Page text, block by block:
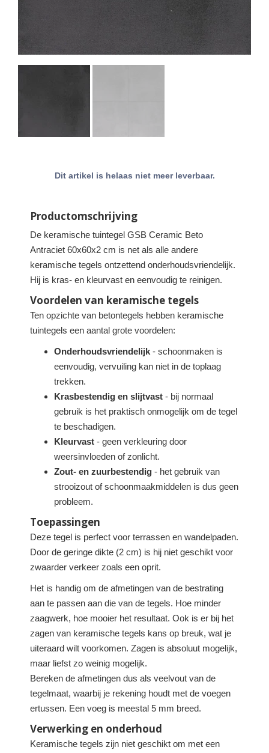
Dit artikel is helaas niet meer leverbaar.
Productomschrijving
De keramische tuintegel GSB Ceramic Beto
Antraciet 60x60x2 cm is net als alle andere
keramische tegels ontzettend onderhoudsvriendelijk.
Hij is kras- en kleurvast en eenvoudig te reinigen.
Voordelen van keramische tegels
Ten opzichte van betontegels hebben keramische
tuintegels een aantal grote voordelen:
Onderhoudsvriendelijk - schoonmaken is
eenvoudig, vervuiling kan niet in de toplaag
trekken.
Krasbestendig en slijtvast - bij normaal
gebruik is het praktisch onmogelijk om de tegel
te beschadigen.
Kleurvast - geen verkleuring door
weersinvloeden of zonlicht.
Zout- en zuurbestendig - het gebruik van
strooizout of schoonmaakmiddelen is dus geen
probleem.
Toepassingen
Deze tegel is perfect voor terrassen en wandelpaden.
Door de geringe dikte (2 cm) is hij niet geschikt voor
zwaarder verkeer zoals een oprit.
Het is handig om de afmetingen van de bestrating
aan te passen aan die van de tegels. Hoe minder
zaagwerk, hoe mooier het resultaat. Ook is er bij het
zagen van keramische tegels kans op breuk, wat je
uiteraard wilt voorkomen. Zagen is absoluut mogelijk,
maar liefst zo weinig mogelijk.
Bereken de afmetingen dus als veelvout van de
tegelmaat, waarbij je rekening houdt met de voegen
ertussen. Een voeg is meestal 5 mm breed.
Verwerking en onderhoud
Keramische tegels zijn niet geschikt om met een